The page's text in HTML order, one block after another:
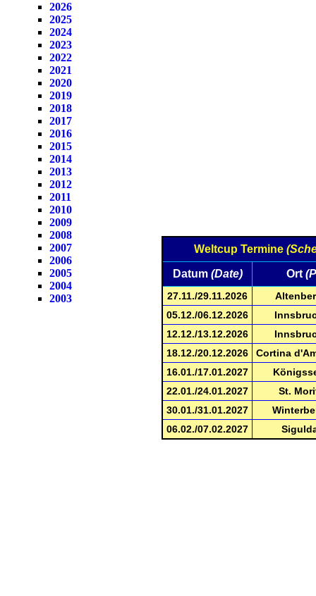
2026
2025
2024
2023
2022
2021
2020
2019
2018
2017
2016
2015
2014
2013
2012
2011
2010
2009
2008
2007
2006
2005
2004
2003
Weltcup Termine
Datum (Date) Ort
27.11./29.11.2026
05.12./06.12.2026
12.12./13.12.2026
18.12./20.12.2026
Cortina
16.01./17.01.2027
22.01./24.01.2027
St.
30.01./31.01.2027
06.02./07.02.2027